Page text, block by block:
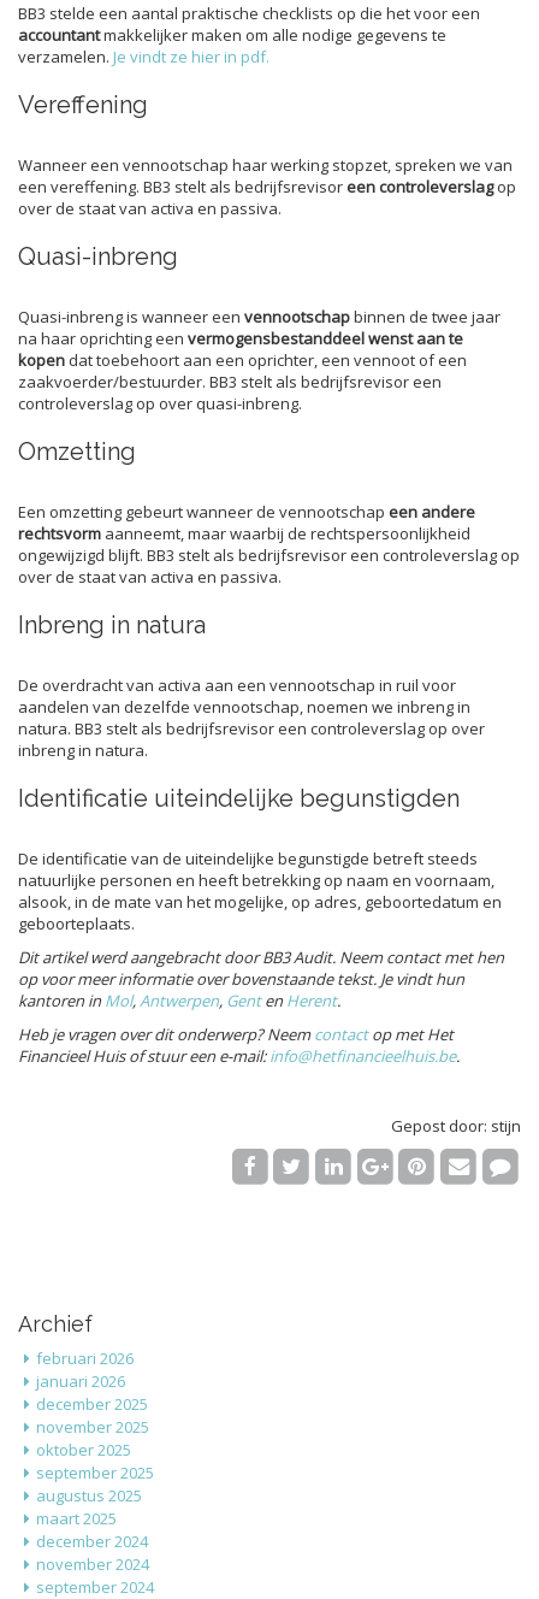
BB3 stelde een aantal praktische checklists op die het voor een
accountantmakkelijker maken om alle nodige gegevens te
verzamelen. Je vindt ze hier in pdf.
Vereffening
Wanneer een vennootschap haar werking stopzet, spreken we van
een vereffening. BB3 stelt als bedrijfsrevisor een controleverslag op
over de staat van activa en passiva.
Quasi-inbreng
Quasi-inbreng is wanneer een vennootschapbinnen de twee jaar
na haar oprichting een vermogensbestanddeel wenst aan te
kopen dat toebehoort aan een oprichter, een vennoot of een
zaakvoerder/bestuurder. BB3 stelt als bedrijfsrevisor een
controleverslag op over quasi-inbreng.
Omzetting
Een omzetting gebeurt wanneer de vennootschap een andere
rechtsvorm aanneemt, maar waarbij de rechtspersoonlijkheid
ongewijzigd blijft. BB3 stelt als bedrijfsrevisor een controleverslag op
over de staat van activa en passiva.
Inbreng in natura
De overdracht van activa aan een vennootschap in ruil voor
aandelen van dezelfde vennootschap, noemen we inbreng in
natura. BB3 stelt als bedrijfsrevisor een controleverslag op over
inbreng in natura.
Identificatie uiteindelijke begunstigden
De identificatie van de uiteindelijke begunstigde betreft steeds
natuurlijke personen en heeft betrekking op naam en voornaam,
alsook, in de mate van het mogelijke, op adres, geboortedatum en
geboorteplaats.
Dit artikel werd aangebracht door BB3 Audit. Neem contact met hen
op voor meer informatie over bovenstaande tekst. Je vindt hun
kantoren inMol, Antwerpen, GentenHerent.
Heb je vragen over dit onderwerp? Neemcontactop met Het
Financieel Huis of stuur een e-mail:info@hetfinancieelhuis.be.
Gepost door: stijn
Archief
februari 2026
januari 2026
december 2025
november 2025
oktober 2025
september 2025
augustus 2025
maart 2025
december 2024
november 2024
september 2024